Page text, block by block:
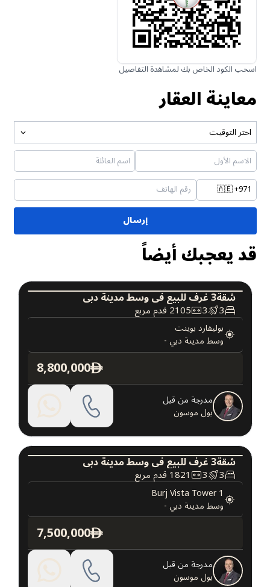
اسحب الكود الخاص بك لمشاهدة التفاصيل
معاينة العقار
اختر التوقيت
🇦🇪+971
إرسال
قد يعجبك أيضاً
شقة
شقة3غرفللبيعفيوسط مدينة دبي
3
3
2105قدم مربع
بوليفارد بوينت
وسط مدينة دبي-
ê
8,800,000
مدرجة من قبل
بول موسون
شقة
شقة3غرفللبيعفيوسط مدينة دبي
3
3
1821قدم مربع
Burj Vista Tower 1
وسط مدينة دبي-
ê
7,500,000
مدرجة من قبل
بول موسون